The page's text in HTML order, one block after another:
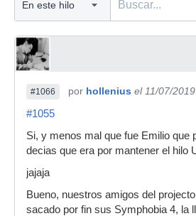
#1066 por hollenius el 11/07/2019
#1055
Si, y menos mal que fue Emilio que
decias que era por mantener el hilo
jajaja
Bueno, nuestros amigos del
sacado por fin sus Symphobia 4, la